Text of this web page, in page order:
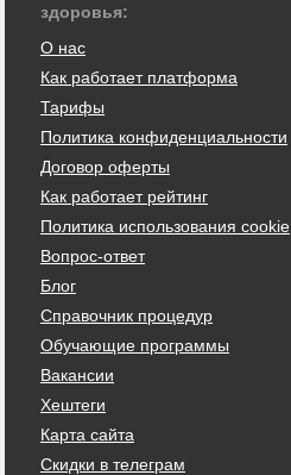
здоровья:
О нас
Как работает платформа
Тарифы
Политика конфиденциальности
Договор оферты
Как работает рейтинг
Политика использования cookie
Вопрос-ответ
Блог
Справочник процедур
Обучающие программы
Вакансии
Хештеги
Карта сайта
Скидки в телеграм